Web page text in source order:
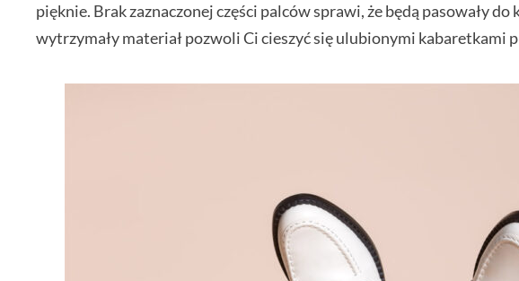
pięknie. Brak zaznaczonej części palców sprawi, że będą pasowały
wytrzymały materiał pozwoli Ci cieszyć się ulubionymi kabaretkami